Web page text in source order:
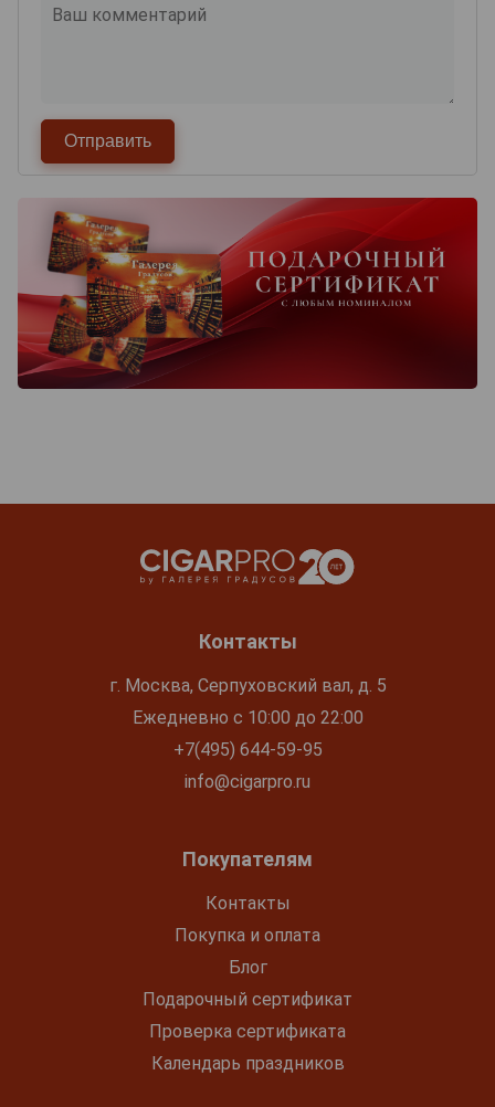
Контакты
г. Москва, Серпуховский вал, д. 5
Ежедневно с 10:00 до 22:00
+7(495) 644-59-95
info@cigarpro.ru
Покупателям
Контакты
Покупка и оплата
Блог
Подарочный сертификат
Проверка сертификата
Календарь праздников